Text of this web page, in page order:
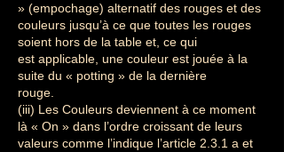
» (empochage) alternatif des rouges et des
couleurs jusqu’à ce que toutes les rouges
soient hors de la table et, ce qui
est applicable, une couleur est jouée à la
suite du « potting » de la dernière
rouge.
(iii) Les Couleurs deviennent à ce moment
là « On » dans l’ordre croissant de leurs
valeurs comme l’indique l’article 2.3.1 a et